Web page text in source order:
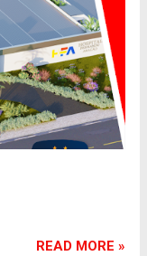
READ MORE »